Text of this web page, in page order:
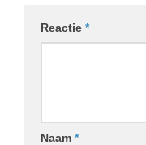
Reactie *
Naam *